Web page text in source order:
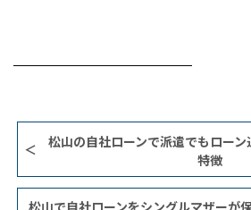
────────────────────
松山の自社ローンで派遣でもロー
特徴